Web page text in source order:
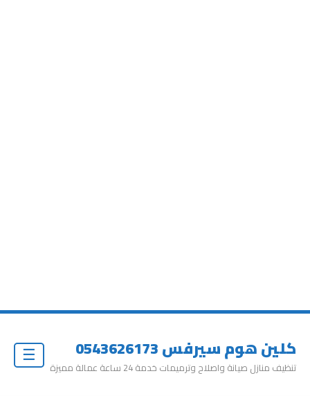
كلين هوم سيرفس 0543626173
تنظيف منازل صيانة واصلاح وترميمات خدمة 24 ساعة عمالة مميزة